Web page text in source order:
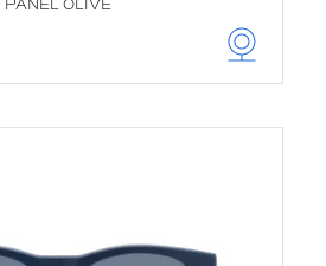
PANEL OLIVE